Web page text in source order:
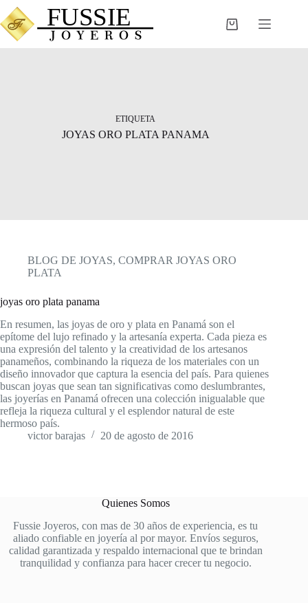
Saltar
al
contenido
Carro
ETIQUETA
JOYAS ORO PLATA PANAMA
BLOG DE JOYAS, COMPRAR JOYAS ORO
PLATA
joyas oro plata panama
En resumen, las joyas de oro y plata en Panamá son el
epítome del lujo refinado y la artesanía experta. Cada pieza es
una expresión del talento y la creatividad de los artesanos
panameños, combinando la riqueza de los materiales con un
diseño innovador que captura la esencia del país. Para quienes
buscan joyas que sean tan significativas como deslumbrantes,
las joyerías en Panamá ofrecen una colección inigualable que
refleja la riqueza cultural y el esplendor natural de este
hermoso país.
victor barajas
20 de agosto de 2016
Quienes Somos
Fussie Joyeros, con mas de 30 años de experiencia, es tu
aliado confiable en joyería al por mayor. Envíos seguros,
calidad garantizada y respaldo internacional que te brindan
tranquilidad y confianza para hacer crecer tu negocio.